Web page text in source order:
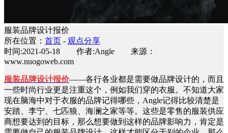
服装品牌设计报价
所在位置： 首页 - 观点分享
时间:2021-05-18 作者:Angle 来源：
www.nuogoweb.com
服装品牌设计报价——各行各业都是需要做品牌设计的，而且
一些时尚行业更是注重这个，例如我们穿的衣服。不知道大家
现在脑海中对于衣服的品牌记得哪些，Angle记得比较清楚是
安踏、李宁、七匹狼、海澜之家等等。这些是零售的服装供应
商想要达到的目标，那么想要做到这样的品牌影响力，肯定是